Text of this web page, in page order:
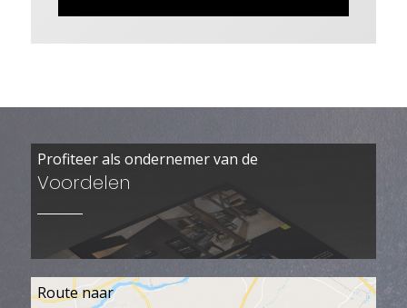
Profiteer als ondernemer van de
Voordelen
Route naar